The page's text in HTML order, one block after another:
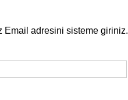
Email adresini sisteme giriniz.